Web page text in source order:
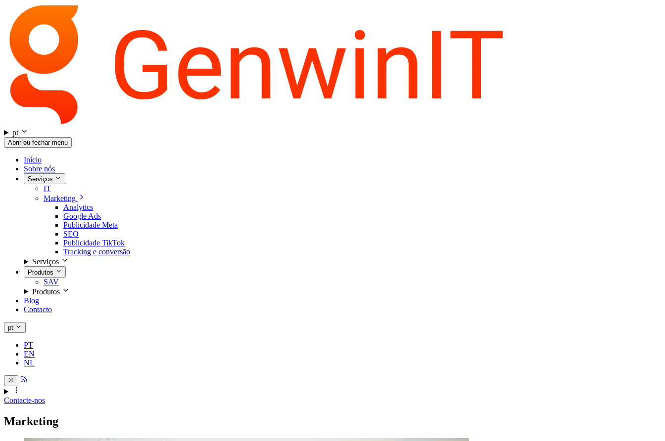
pt
Abrir ou fechar menu
Início
Sobre nós
Serviços
IT
Marketing
Analytics
Google Ads
Publicidade Meta
SEO
Publicidade TikTok
Tracking e conversão
Serviços
Produtos
SAV
Produtos
Blog
Contacto
pt
PT
EN
NL
Contacte-nos
Marketing